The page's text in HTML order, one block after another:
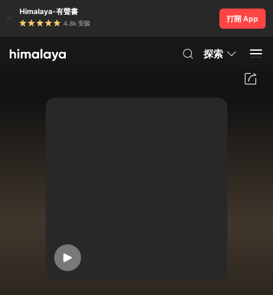
Himalaya-有聲書
4.8k 安裝
打開 App
探索